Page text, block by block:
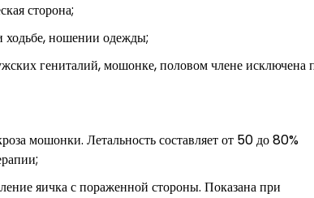
сторона;
ходьбе, ношении одежды;
гениталий, мошонке, половом члене исключена
мошонки. Летальность составляет от 50 до 80%
яичка с пораженной стороны. Показана при